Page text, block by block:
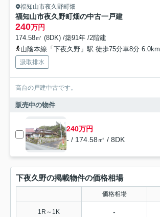
福知山市夜久野町畑
福知山市夜久野町畑の中古一戸建
240万円
174.58㎡ (8DK) /築91年 /2階建
山陰本線「下夜久野」駅 徒歩75分車8分 6.0km
汲取排水
高台の戸建中古です。
販売中の物件
240万円
- / 174.58㎡ / 8DK
下夜久野の掲載物件の価格相場
価格相場
1R～1K -